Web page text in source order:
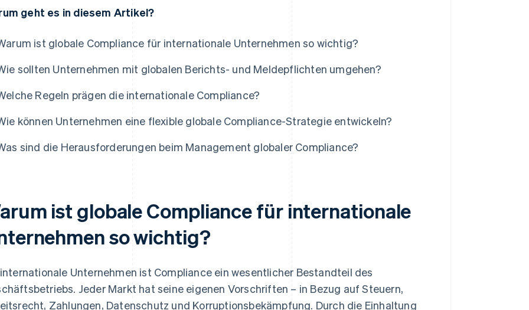
geht es in diesem Artikel?
ist globale Compliance für internationale Unternehmen so wichtig?
sollten Unternehmen mit globalen Berichts- und Meldepflichten umgehen?
Regeln prägen die internationale Compliance?
können Unternehmen eine flexible globale Compliance-Strategie entwickeln?
sind die Herausforderungen beim Management globaler Compliance?
ist globale Compliance für internationale
so wichtig?
Unternehmen ist Compliance ein wesentlicher Bestandteil des
Jeder Markt hat seine eigenen Vorschriften – in Bezug auf Steuern,
Zahlungen, Datenschutz und Korruptionsbekämpfung. Durch die Einhaltung